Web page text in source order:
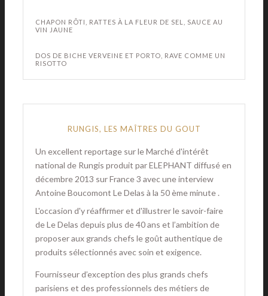
CHAPON RÔTI, RATTES À LA FLEUR DE SEL, SAUCE AU
VIN JAUNE
DOS DE BICHE VERVEINE ET PORTO, RAVE COMME UN
RISOTTO
RUNGIS, LES MAÎTRES DU GOUT
Un excellent reportage sur le Marché d'intérêt
national de Rungis produit par ELEPHANT diffusé en
décembre 2013 sur France 3 avec une interview
Antoine Boucomont Le Delas à la 50 ème minute .
L'occasion d'y réaffirmer et d'illustrer le savoir-faire
de Le Delas depuis plus de 40 ans et l’ambition de
proposer aux grands chefs le goût authentique de
produits sélectionnés avec soin et exigence.
Fournisseur d’exception des plus grands chefs
parisiens et des professionnels des métiers de